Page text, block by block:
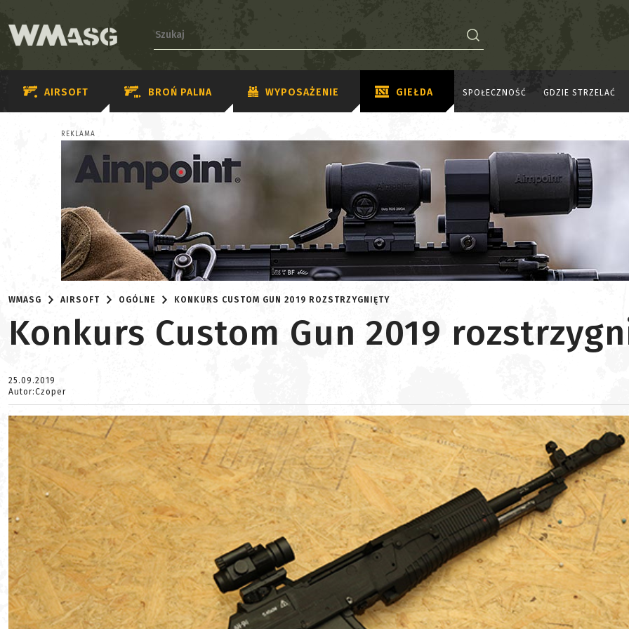
AIRSOFT BROŃ PALNA WYPOSAŻENIE GIEŁDA SPOŁECZNOŚĆ GDZIE STRZELAĆ
REKLAMA
WMASG AIRSOFT OGÓLNE KONKURS CUSTOM GUN 2019 ROZSTRZYGNIĘTY
Konkurs Custom Gun 2019
25.09.2019
Autor:Czoper